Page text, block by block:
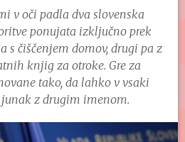
O NAS
NAM
POTUJE
v oči padla dva slovenska
ponujata izključno prek
s čiščenjem domov, drugi pa z
knjig za otroke. Gre za
tako, da lahko v vsaki
z drugim imenom.